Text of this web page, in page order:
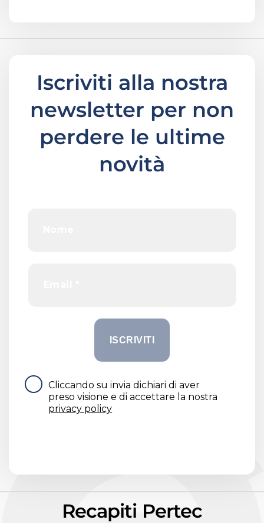
Iscriviti alla nostra
newsletter per non
perdere le ultime
novità
Cliccando su invia dichiari di aver
preso visione e di accettare la nostra
privacy policy
Recapiti Pertec